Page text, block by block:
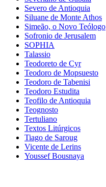
Severo de Antioquia
Siluane de Monte Athos
Simeão, o Novo Teólogo
Sofronio de Jerusalem
SOPHIA
Talassio
Teodoreto de Cyr
Teodoro de Mopsuesto
Teodoro de Tabenisi
Teodoro Estudita
Teofilo de Antioquia
Teognosto
Tertuliano
Textos Litúrgicos
Tiago de Saroug
Vicente de Lerins
Youssef Bousnaya